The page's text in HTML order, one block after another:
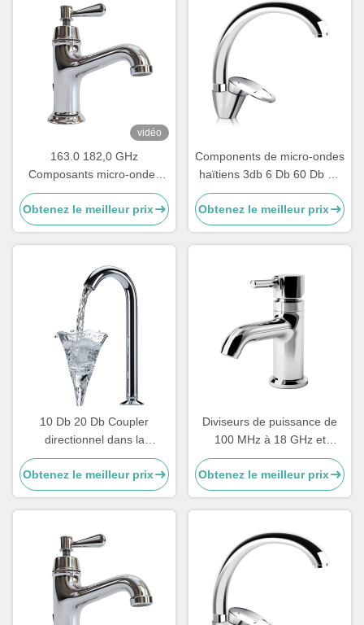
vidéo
163.0 182,0 GHz
Composants micro-ondes
10m 30dB Diviseur de
puissance micro-ondes
Splitter combiner
Obtenez le meilleur prix
Components de micro-ondes
haïtiens 3db 6 Db 60 Db 40
Db Coupler directionnel 40
Ghz 50 GHZ
Obtenez le meilleur prix
10 Db 20 Db Coupler
directionnel dans la
conception de micro-ondes
Obtenez le meilleur prix
Diviseurs de puissance de
100 MHz à 18 GHz et
accouplements directionnels
Filtre d'onde harmonique à
haute puissance
Obtenez le meilleur prix